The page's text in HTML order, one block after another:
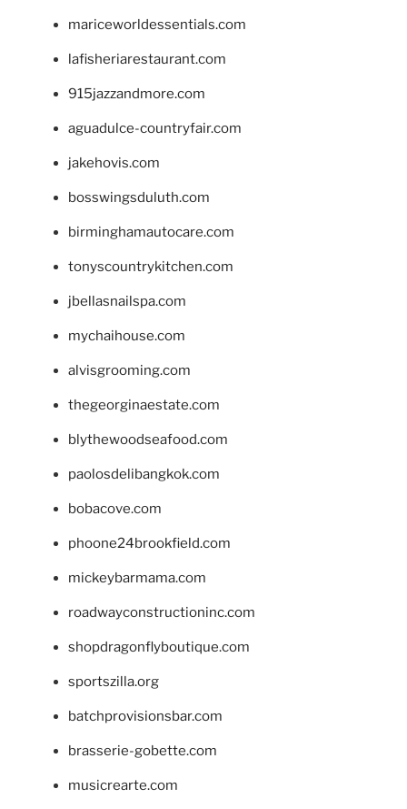
mariceworldessentials.com
lafisheriarestaurant.com
915jazzandmore.com
aguadulce-countryfair.com
jakehovis.com
bosswingsduluth.com
birminghamautocare.com
tonyscountrykitchen.com
jbellasnailspa.com
mychaihouse.com
alvisgrooming.com
thegeorginaestate.com
blythewoodseafood.com
paolosdelibangkok.com
bobacove.com
phoone24brookfield.com
mickeybarmama.com
roadwayconstructioninc.com
shopdragonflyboutique.com
sportszilla.org
batchprovisionsbar.com
brasserie-gobette.com
musicrearte.com